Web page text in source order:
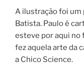
A ilustração foi um
Batista. Paulo é
esteve por aqui no
fez aquela arte da
a Chico Science.